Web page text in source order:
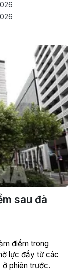
sau đà
điểm trong
lực đẩy từ các
ở phiên trước.